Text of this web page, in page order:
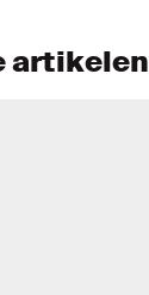
artikelen